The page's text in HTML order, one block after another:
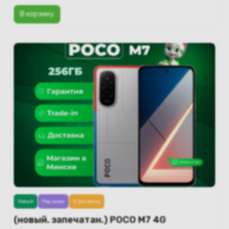
В корзину
(новый. запечатан.) POCO M7 4G
Новый Под заказ В рассрочку